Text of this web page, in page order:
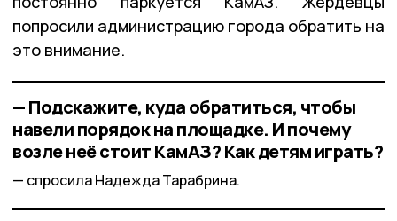
попросили администрацию города обратить на
это внимание.
— Подскажите, куда обратиться, чтобы
навели порядок на площадке. И почему
возле неё стоит КамАЗ? Как детям играть?
спросила Надежда Тарабрина.